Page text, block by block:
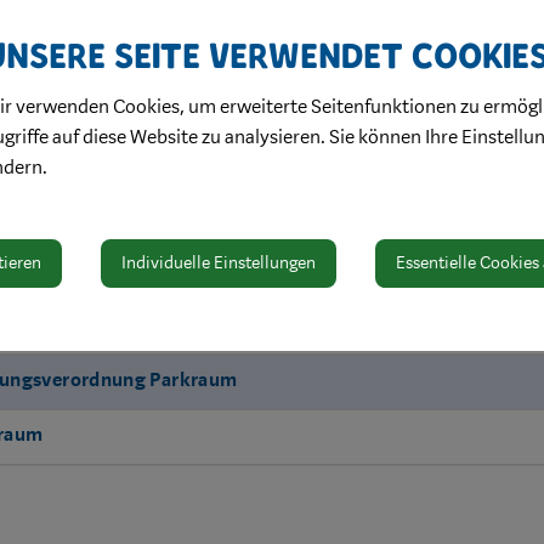
Verlängerung einer Ausnahmebewilligung
Onlineantrag
auch für mehrere Autos möglich. Ihre Zone finden Sie in der
für die Ausstellung
Sie das Refereat Liegenschaften, Freizeit- und Kulturbetriebe
Größe Download
Parkraum
Seite verwendet
verwenden Cookies, um erweiterte Seitenfunktionen zu
auf diese Website zu analysieren. Sie können Ihre
Individuelle Einstellungen Essentielle